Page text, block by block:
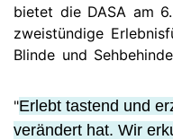
bietet die DASA am
zweistündige
Blinde und
"Erlebt tastend und
verändert hat. Wir